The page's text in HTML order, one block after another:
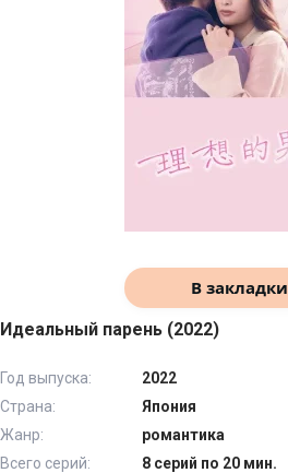
В закладки
Идеальный парень (2022)
Год выпуска:
2022
Страна:
Япония
Жанр:
романтика
Всего серий:
8 серий по 20 мин.